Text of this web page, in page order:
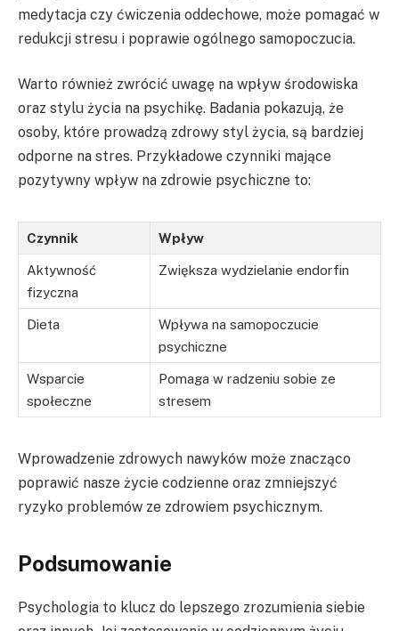
medytacja czy ćwiczenia oddechowe, może pomagać w
redukcji stresu i poprawie ogólnego samopoczucia.
Warto również zwrócić uwagę na wpływ środowiska
oraz stylu życia na psychikę. Badania pokazują, że
osoby, które prowadzą zdrowy styl życia, są bardziej
odporne na stres. Przykładowe czynniki mające
pozytywny wpływ na zdrowie psychiczne to:
Czynnik Wpływ
Aktywność
fizyczna
Zwiększa wydzielanie endorfin
Dieta
Wpływa na samopoczucie
psychiczne
Wsparcie
społeczne
Pomaga w radzeniu sobie ze
stresem
Wprowadzenie zdrowych nawyków może znacząco
poprawić nasze życie codzienne oraz zmniejszyć
ryzyko problemów ze zdrowiem psychicznym.
Podsumowanie
Psychologia to klucz do lepszego zrozumienia siebie